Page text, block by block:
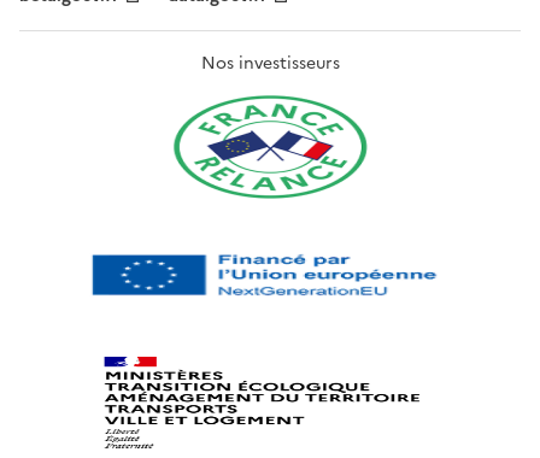
Nos investisseurs